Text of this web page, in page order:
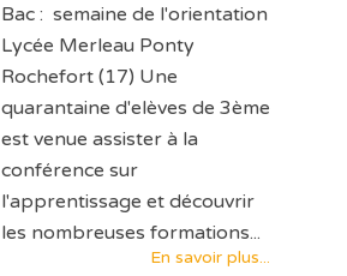
Bac : semaine de l'orientation
Lycée Merleau Ponty
Rochefort (17) Une
quarantaine d'elèves de 3ème
est venue assister à la
conférence sur
l'apprentissage et découvrir
les nombreuses formations...
En savoir plus...